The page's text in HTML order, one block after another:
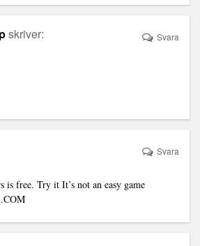
skriver: Svara
is free. Try it It’s not an easy game
.COM
Svara